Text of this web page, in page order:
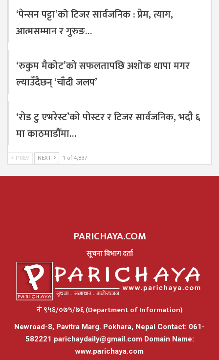
‘पेन्सन पट्टा’को टिजर सार्वजनिक : प्रेम, त्याग,
आत्मसम्मान र गुरुङ…
‘रुकुम मैकोट’को सफलतापछि अशोक थापा मगर
ल्याउँदैछन् ‘चाँदी जलप’
‘रोड टु एभरेस्ट’को पोस्टर र टिजर सार्वजनिक, भदौ ६
मा काठमाडौँमा…
PREV NEXT 1 of 4,837
PARICHAYA.COM
सूचना विभाग दर्ता
नंः ९५६/०७५/७६ (Department of Information)
Newroad-8, Pavitra Marg. Pokhara, Nepal Contact: 061-
582221 parichaydaily@gmail.comDomain Name:
www.parichaya.com